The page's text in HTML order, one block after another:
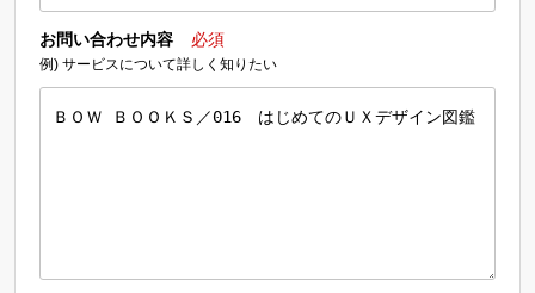
お問い合わせ内容 必須
例) サービスについて詳しく知りたい